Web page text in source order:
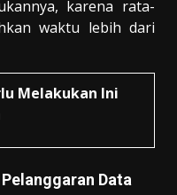
karena rata-
waktu lebih dari
Melakukan Ini
Data